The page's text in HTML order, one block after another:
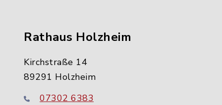
Rathaus Holzheim
Kirchstraße 14
89291 Holzheim
07302 6383